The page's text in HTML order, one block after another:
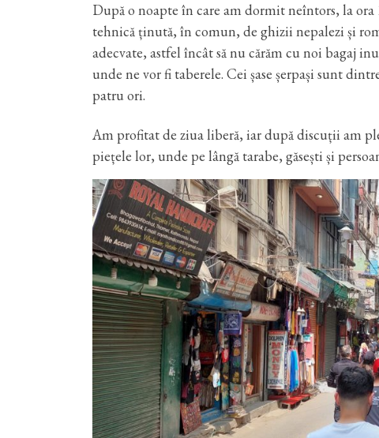
După o noapte în care am dormit neîntors, la
tehnică ținută, în comun, de ghizii nepalezi și
adecvate, astfel încât să nu cărăm cu noi bagaj
unde ne vor fi taberele. Cei șase șerpași sunt
patru ori.
Am profitat de ziua liberă, iar după discuții am
piețele lor, unde pe lângă tarabe, găsești și